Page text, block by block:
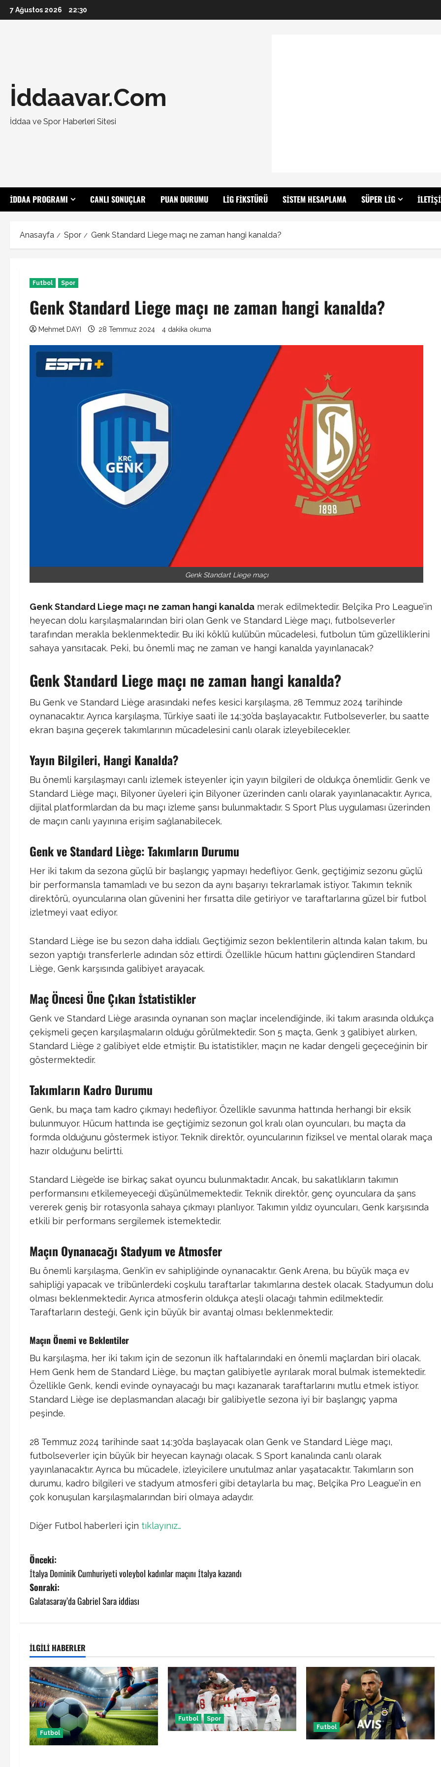
Skip
to
7 Ağustos 2026 22:30
İddaavar.Com
İddaa ve Spor Haberleri Sitesi
İDDAA PROGRAMI CANLI SONUÇLAR PUAN DURUMU LIG FIKSTÜRÜ SISTEM HESAPLAMA SÜPER LIG
Anasayfa Spor Genk Standard Liege maçı ne zaman hangi kanalda?
Futbol Spor
Genk Standard Liege maçı ne zaman hangi kanalda?
Mehmet DAYI 28 Temmuz 2024 4 dakika okuma
Genk Standart Liege maçı
Genk Standard Liege maçı ne zaman hangi kanalda merak edilmektedir. Belçika Pro League’in
heyecan dolu karşılaşmalarından biri olan Genk ve Standard Liège maçı, futbolseverler
tarafından merakla beklenmektedir. Bu iki köklü kulübün mücadelesi, futbolun tüm güzelliklerini
sahaya yansıtacak. Peki, bu önemli maç ne zaman ve hangi kanalda yayınlanacak?
Genk Standard Liege maçı ne zaman hangi kanalda?
Bu Genk ve Standard Liège arasındaki nefes kesici karşılaşma, 28 Temmuz 2024 tarihinde
oynanacaktır. Ayrıca karşılaşma, Türkiye saati ile 14:30’da başlayacaktır. Futbolseverler, bu saatte
ekran başına geçerek takımlarının mücadelesini canlı olarak izleyebilecekler.
Yayın Bilgileri, Hangi Kanalda?
Bu önemli karşılaşmayı canlı izlemek isteyenler için yayın bilgileri de oldukça önemlidir. Genk ve
Standard Liège maçı, Bilyoner üyeleri için Bilyoner üzerinden canlı olarak yayınlanacaktır. Ayrıca,
dijital platformlardan da bu maçı izleme şansı bulunmaktadır. S Sport Plus uygulaması üzerinden
de maçın canlı yayınına erişim sağlanabilecek.
Genk ve Standard Liège: Takımların Durumu
Her iki takım da sezona güçlü bir başlangıç yapmayı hedefliyor. Genk, geçtiğimiz sezonu güçlü
bir performansla tamamladı ve bu sezon da aynı başarıyı tekrarlamak istiyor. Takımın teknik
direktörü, oyuncularına olan güvenini her fırsatta dile getiriyor ve taraftarlarına güzel bir futbol
izletmeyi vaat ediyor.
Standard Liège ise bu sezon daha iddialı. Geçtiğimiz sezon beklentilerin altında kalan takım, bu
sezon yaptığı transferlerle adından söz ettirdi. Özellikle hücum hattını güçlendiren Standard
Liège, Genk karşısında galibiyet arayacak.
Maç Öncesi Öne Çıkan İstatistikler
Genk ve Standard Liège arasında oynanan son maçlar incelendiğinde, iki takım arasında oldukça
çekişmeli geçen karşılaşmaların olduğu görülmektedir. Son 5 maçta, Genk 3 galibiyet alırken,
Standard Liège 2 galibiyet elde etmiştir. Bu istatistikler, maçın ne kadar dengeli geçeceğinin bir
göstermektedir.
Takımların Kadro Durumu
Genk, bu maça tam kadro çıkmayı hedefliyor. Özellikle savunma hattında herhangi bir eksik
bulunmuyor. Hücum hattında ise geçtiğimiz sezonun gol kralı olan oyuncuları, bu maçta da
formda olduğunu göstermek istiyor. Teknik direktör, oyuncularının fiziksel ve mental olarak maça
hazır olduğunu belirtti.
Standard Liège’de ise birkaç sakat oyuncu bulunmaktadır. Ancak, bu sakatlıkların takımın
performansını etkilemeyeceği düşünülmemektedir. Teknik direktör, genç oyunculara da şans
vererek geniş bir rotasyonla sahaya çıkmayı planlıyor. Takımın yıldız oyuncuları, Genk karşısında
etkili bir performans sergilemek istemektedir.
Maçın Oynanacağı Stadyum ve Atmosfer
Bu önemli karşılaşma, Genk’in ev sahipliğinde oynanacaktır. Genk Arena, bu büyük maça ev
sahipliği yapacak ve tribünlerdeki coşkulu taraftarlar takımlarına destek olacak. Stadyumun dolu
olması beklenmektedir. Ayrıca atmosferin oldukça ateşli olacağı tahmin edilmektedir.
Taraftarların desteği, Genk için büyük bir avantaj olması beklenmektedir.
Maçın Önemi ve Beklentiler
Bu karşılaşma, her iki takım için de sezonun ilk haftalarındaki en önemli maçlardan biri olacak.
Hem Genk hem de Standard Liège, bu maçtan galibiyetle ayrılarak moral bulmak istemektedir.
Özellikle Genk, kendi evinde oynayacağı bu maçı kazanarak taraftarlarını mutlu etmek istiyor.
Standard Liège ise deplasmandan alacağı bir galibiyetle sezona iyi bir başlangıç yapma
peşinde.
28 Temmuz 2024 tarihinde saat 14:30’da başlayacak olan Genk ve Standard Liège maçı,
futbolseverler için büyük bir heyecan kaynağı olacak. S Sport kanalında canlı olarak
yayınlanacaktır. Ayrıca bu mücadele, izleyicilere unutulmaz anlar yaşatacaktır. Takımların son
durumu, kadro bilgileri ve stadyum atmosferi gibi detaylarla bu maç, Belçika Pro League’in en
çok konuşulan karşılaşmalarından biri olmaya adaydır.
Diğer Futbol haberleri için tıklayınız…
P
o
s
n
a
v
i
g
a
Önceki:
İtalya Dominik Cumhuriyeti voleybol kadınlar maçını İtalya kazandı
Sonraki:
Galatasaray’da Gabriel Sara iddiası
İLGILI HABERLER
Futbol
Futbol Spor
Futbol